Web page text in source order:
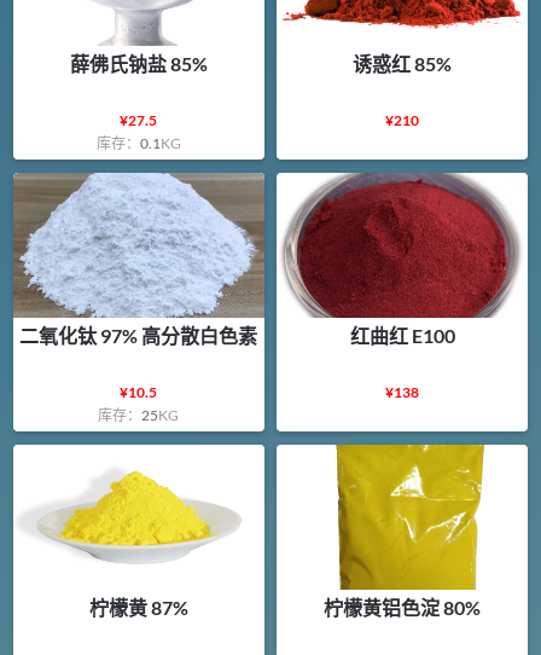
薛佛氏钠盐 85%
¥27.5
库存： 0.1KG
诱惑红 85%
¥210
二氧化钛 97% 高分散白色素
¥10.5
库存： 25KG
红曲红 E100
¥138
柠檬黄 87% 柠檬黄铝色淀 80%